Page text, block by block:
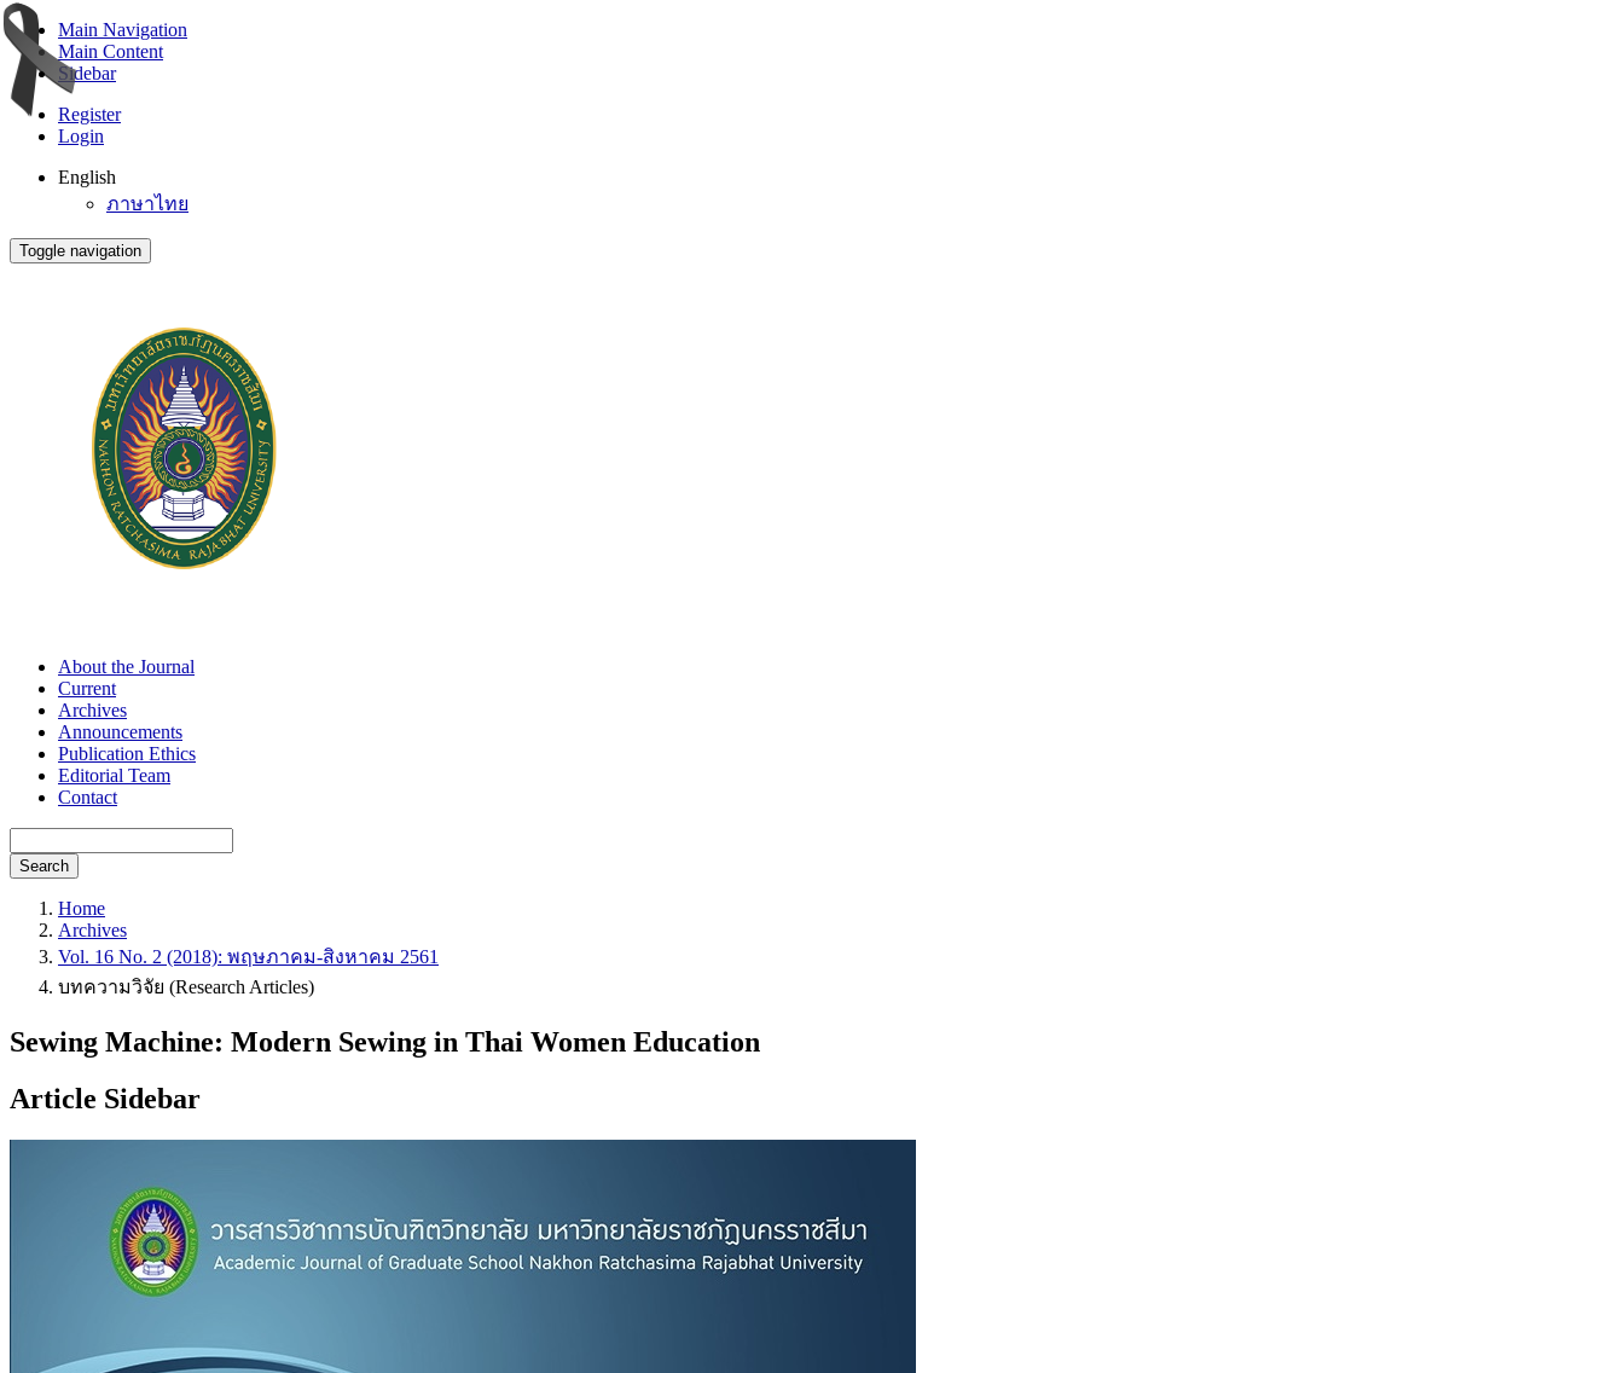
Main Navigation
Main Content
Sidebar
Register
Login
English
ภาษาไทย
Toggle navigation
About the Journal
Current
Archives
Announcements
Publication Ethics
Editorial Team
Contact
Search
Home
Archives
Vol. 16 No. 2 (2018): พฤษภาคม-สิงหาคม 2561
บทความวิจัย (Research Articles)
Sewing Machine: Modern Sewing in Thai Women Education
Article Sidebar